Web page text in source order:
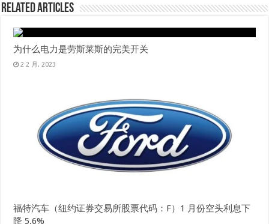
Related Articles
为什么电力是劳斯莱斯的完美开关
2 2 月, 2023
福特汽车（纽约证券交易所股票代码：F）1 月份空头利息下
降 5.6%